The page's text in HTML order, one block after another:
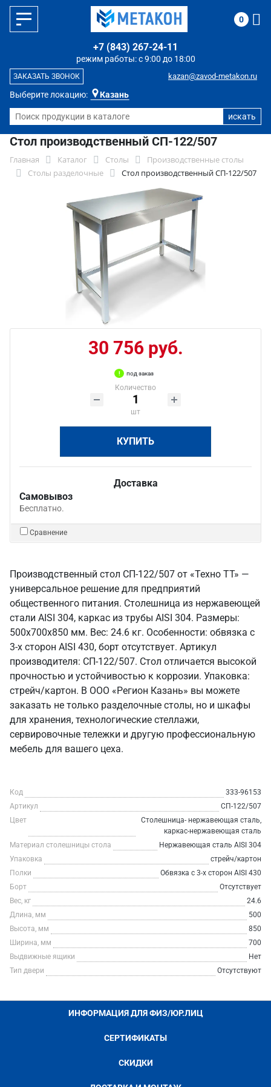
Выберите локацию: Казань
режим работы: с 9:00 до 18:00
+7 (843) 267-24-11
kazan@zavod-metakon.ru
ЗАКАЗАТЬ ЗВОНОК
0
Стол производственный СП-122/507
Главная Каталог Столы
Производственные столы
Столы разделочные
Стол производственный СП-122/507
30 756 руб.
под заказ
Количество
шт
КУПИТЬ
Доставка
Самовывоз
Бесплатно.
Сравнение
Производственный стол СП-122/507 от «Техно ТТ» —
универсальное решение для предприятий
общественного питания. Столешница из нержавеющей
стали AISI 304, каркас из трубы AISI 304. Размеры:
500x700x850 мм. Вес: 24.6 кг. Особенности: обвязка с
3-х сторон AISI 430, борт отсутствует. Артикул
производителя: СП-122/507. Стол отличается высокой
прочностью и устойчивостью к коррозии. Упаковка:
стрейч/картон. В ООО «Регион Казань» вы можете
заказать не только разделочные столы, но и шкафы
для хранения, технологические стеллажи,
сервировочные тележки и другую профессиональную
мебель для вашего цеха.
Код
333-96153
Артикул
СП-122/507
Цвет
Столешница- нержавеющая сталь,
каркас-нержавеющая сталь
Материал столешницы стола
Нержавеющая сталь AISI 304
Упаковка
стрейч/картон
Полки
Обвязка с 3-х сторон AISI 430
Борт
Отсутствует
Вес, кг
24.6
Длина, мм
500
Высота, мм
850
Ширина, мм
700
Выдвижные ящики
Нет
Тип двери
Отсутствуют
ИНФОРМАЦИЯ ДЛЯ ФИЗ/ЮР.ЛИЦ
СЕРТИФИКАТЫ
СКИДКИ